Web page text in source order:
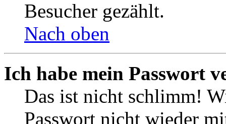
Besucher gezählt.
Nach oben
Ich habe mein Passwort
Das ist nicht schlimm!
Passwort nicht wieder